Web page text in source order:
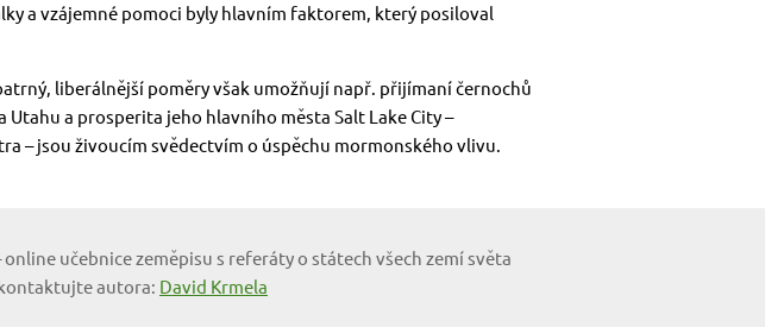
a vzájemné pomoci byly hlavním faktorem, který posiloval
liberálnější poměry však umožňují např. přijímaní černochů
a prosperita jeho hlavního města Salt Lake City –
– jsou živoucím svědectvím o úspěchu mormonského vlivu.
online učebnice zeměpisu s referáty o státech všech zemí světa
autora: David Krmela